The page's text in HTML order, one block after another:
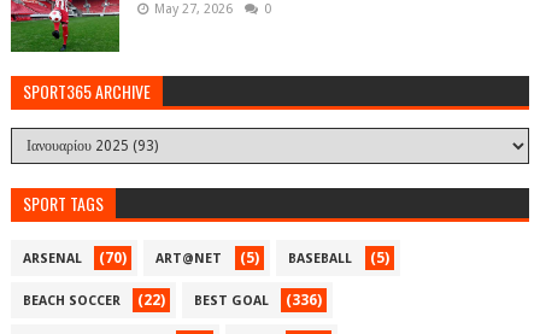
May 27, 2026 0
SPORT365 ARCHIVE
SPORT TAGS
ARSENAL (70) ART@NET (5) BASEBALL (5)
BEACH SOCCER (22) BEST GOAL (336)